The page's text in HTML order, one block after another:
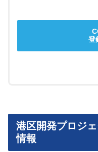
登
港区開発プロジ
情報